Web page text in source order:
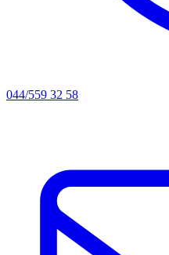
044/559 32 58